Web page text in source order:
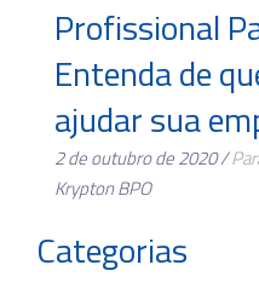
Profissional
Entenda de
ajudar sua
2 de outubro de 2020 /
Krypton BPO
Categorias